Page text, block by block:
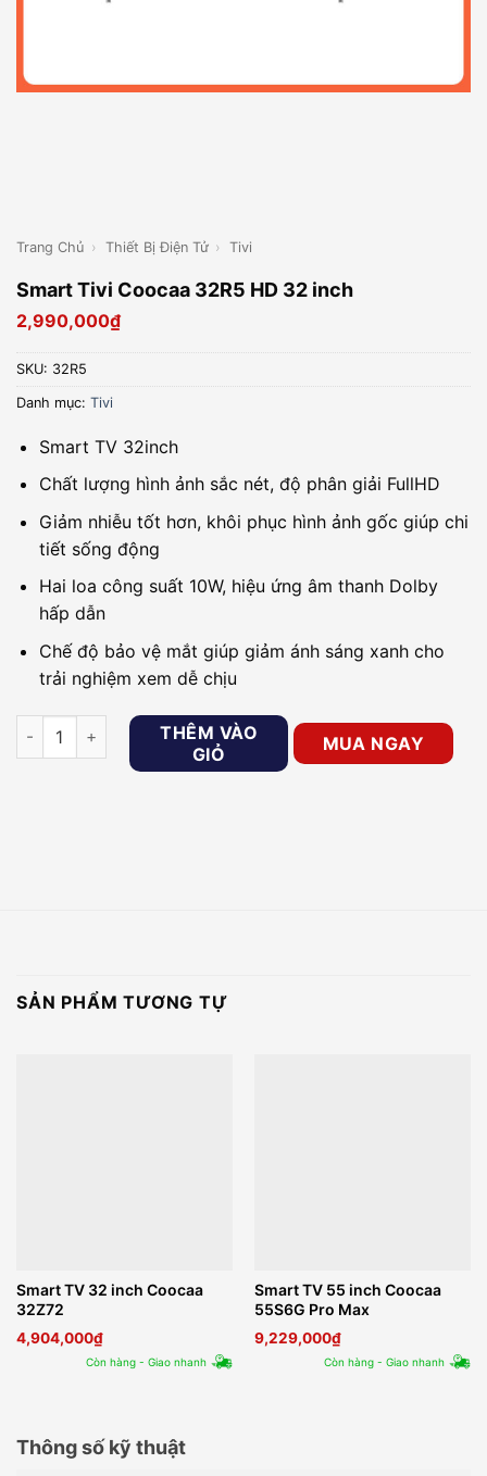
Trang Chủ › Thiết Bị Điện Tử › Tivi
Smart Tivi Coocaa 32R5 HD 32 inch
2,990,000₫
SKU: 32R5
Danh mục: Tivi
Smart TV 32inch
Chất lượng hình ảnh sắc nét, độ phân giải FullHD
Giảm nhiễu tốt hơn, khôi phục hình ảnh gốc giúp chi
tiết sống động
Hai loa công suất 10W, hiệu ứng âm thanh Dolby
hấp dẫn
Chế độ bảo vệ mắt giúp giảm ánh sáng xanh cho
trải nghiệm xem dễ chịu
Smart Tivi Coocaa 32R5 HD 32 inch số lượng
THÊM VÀO
GIỎ
MUA NGAY
SẢN PHẨM TƯƠNG TỰ
Smart TV 32 inch Coocaa
32Z72
4,904,000₫
Còn hàng - Giao nhanh
Smart TV 55 inch Coocaa
55S6G Pro Max
9,229,000₫
Còn hàng - Giao nhanh
Thông số kỹ thuật